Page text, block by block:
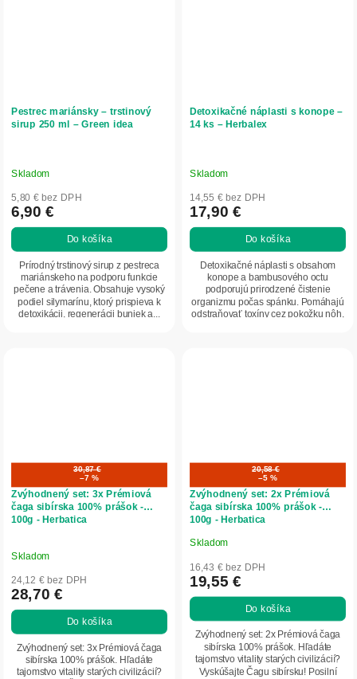
Pestrec mariánsky – trstinový
sirup 250 ml – Green idea
Skladom
5,80 € bez DPH
6,90 €
Do košíka
Prírodný trstinový sirup z pestreca
mariánskeho na podporu funkcie
pečene a trávenia. Obsahuje vysoký
podiel silymarínu, ktorý prispieva k
detoxikácii, regenerácii buniek a...
Detoxikačné náplasti s konope –
14 ks – Herbalex
Skladom
14,55 € bez DPH
17,90 €
Do košíka
Detoxikačné náplasti s obsahom
konope a bambusového octu
podporujú prirodzené čistenie
organizmu počas spánku. Pomáhajú
odstraňovať toxíny cez pokožku nôh,
30,87 €
–7 %
Zvýhodnený set: 3x Prémiová
čaga sibírska 100% prášok -
100g - Herbatica
Skladom
24,12 € bez DPH
28,70 €
Do košíka
Zvýhodnený set: 3x Prémiová čaga
sibírska 100% prášok. Hľadáte
tajomstvo vitality starých civilizácií?
20,58 €
–5 %
Zvýhodnený set: 2x Prémiová
čaga sibírska 100% prášok -
100g - Herbatica
Priemerné
hodnotenie
produktu
je
5,0
hviezdičiek.
Skladom
16,43 € bez DPH
19,55 €
Do košíka
Zvýhodnený set: 2x Prémiová čaga
sibírska 100% prášok. Hľadáte
tajomstvo vitality starých civilizácií?
Vyskúšajte Čagu sibírsku! Posilní